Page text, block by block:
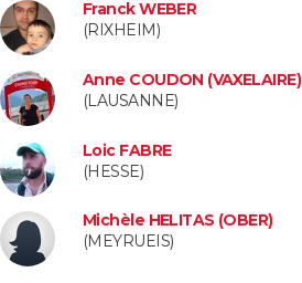
Franck WEBER
(RIXHEIM)
Anne COUDON (VAXELAIRE)
(LAUSANNE)
Loic FABRE
(HESSE)
Michèle HELITAS (OBER)
(MEYRUEIS)